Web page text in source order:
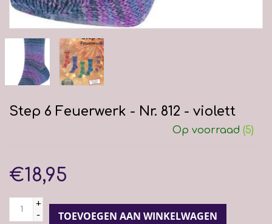
Step 6 Feuerwerk - Nr. 812 - violett
Op voorraad (5)
€18,95
+
-
TOEVOEGEN AAN WINKELWAGEN